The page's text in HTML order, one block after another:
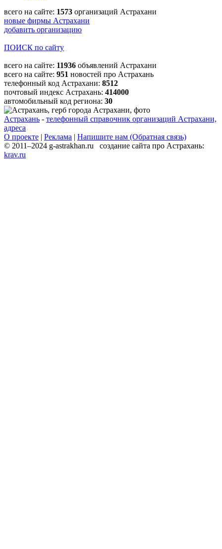
всего на сайте: 1573 организаций Астрахани
новые фирмы Астрахани
добавить организацию
ПОИСК по сайту
всего на сайте: 11936 объявлений Астрахани
всего на сайте: 951 новостей про Астрахань
телефонный код Астрахани: 8512
почтовый индекс Астрахань: 414000
автомобильный код региона: 30
Астрахань - телефонный справочник организаций Астрахани,
адреса
О проекте | Реклама | Напишите нам (Обратная связь)
© 2011–2024 g-astrakhan.ru создание сайта про Астрахань:
krav.ru